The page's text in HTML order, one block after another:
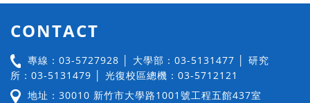
CONTACT
專線：03-5727928 │ 大學部：03-5131477 │ 研究
所：03-5131479 │ 光復校區總機：03-5712121
地址：30010 新竹市大學路1001號工程五館437室